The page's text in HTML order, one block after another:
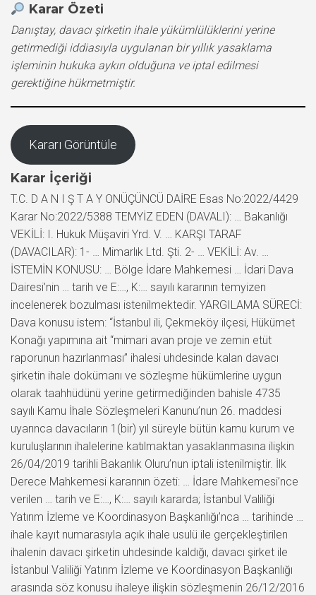
Karar Özeti
Danıştay, davacı şirketin ihale yükümlülüklerini yerine
getirmediği iddiasıyla uygulanan bir yıllık yasaklama
işleminin hukuka aykırı olduğuna ve iptal edilmesi
gerektiğine hükmetmiştir.
Kararı Görüntüle
Karar İçeriği
T.C. D A N I Ş T A Y ONÜÇÜNCÜ DAİRE Esas No:2022/4429
Karar No:2022/5388 TEMYİZ EDEN (DAVALI): … Bakanlığı
VEKİLİ: I. Hukuk Müşaviri Yrd. V. … KARŞI TARAF
(DAVACILAR): 1- … Mimarlık Ltd. Şti. 2- … VEKİLİ: Av. …
İSTEMİN KONUSU: … Bölge İdare Mahkemesi … İdari Dava
Dairesi’nin … tarih ve E:…, K:… sayılı kararının temyizen
incelenerek bozulması istenilmektedir. YARGILAMA SÜRECİ:
Dava konusu istem: “İstanbul ili, Çekmeköy ilçesi, Hükümet
Konağı yapımına ait “mimari avan proje ve zemin etüt
raporunun hazırlanması” ihalesi uhdesinde kalan davacı
şirketin ihale dokümanı ve sözleşme hükümlerine uygun
olarak taahhüdünü yerine getirmediğinden bahisle 4735
sayılı Kamu İhale Sözleşmeleri Kanunu’nun 26. maddesi
uyarınca davacıların 1(bir) yıl süreyle bütün kamu kurum ve
kuruluşlarının ihalelerine katılmaktan yasaklanmasına ilişkin
26/04/2019 tarihli Bakanlık Oluru’nun iptali istenilmiştir. İlk
Derece Mahkemesi kararının özeti: … İdare Mahkemesi’nce
verilen … tarih ve E:…, K:… sayılı kararda; İstanbul Valiliği
Yatırım İzleme ve Koordinasyon Başkanlığı’nca … tarihinde …
ihale kayıt numarasıyla açık ihale usulü ile gerçekleştirilen
ihalenin davacı şirketin uhdesinde kaldığı, davacı şirket ile
İstanbul Valiliği Yatırım İzleme ve Koordinasyon Başkanlığı
arasında söz konusu ihaleye ilişkin sözleşmenin 26/12/2016